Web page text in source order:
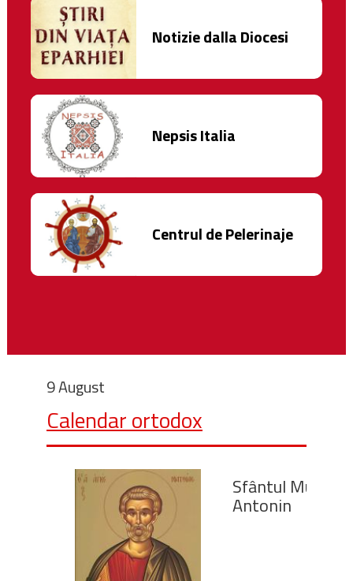
Notizie dalla Diocesi
Nepsis Italia
Centrul de Pelerinaje
9 August
Calendar ortodox
Sfântul Mucenic
Antonin